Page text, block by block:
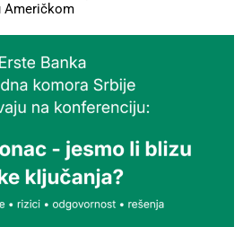
Američkom